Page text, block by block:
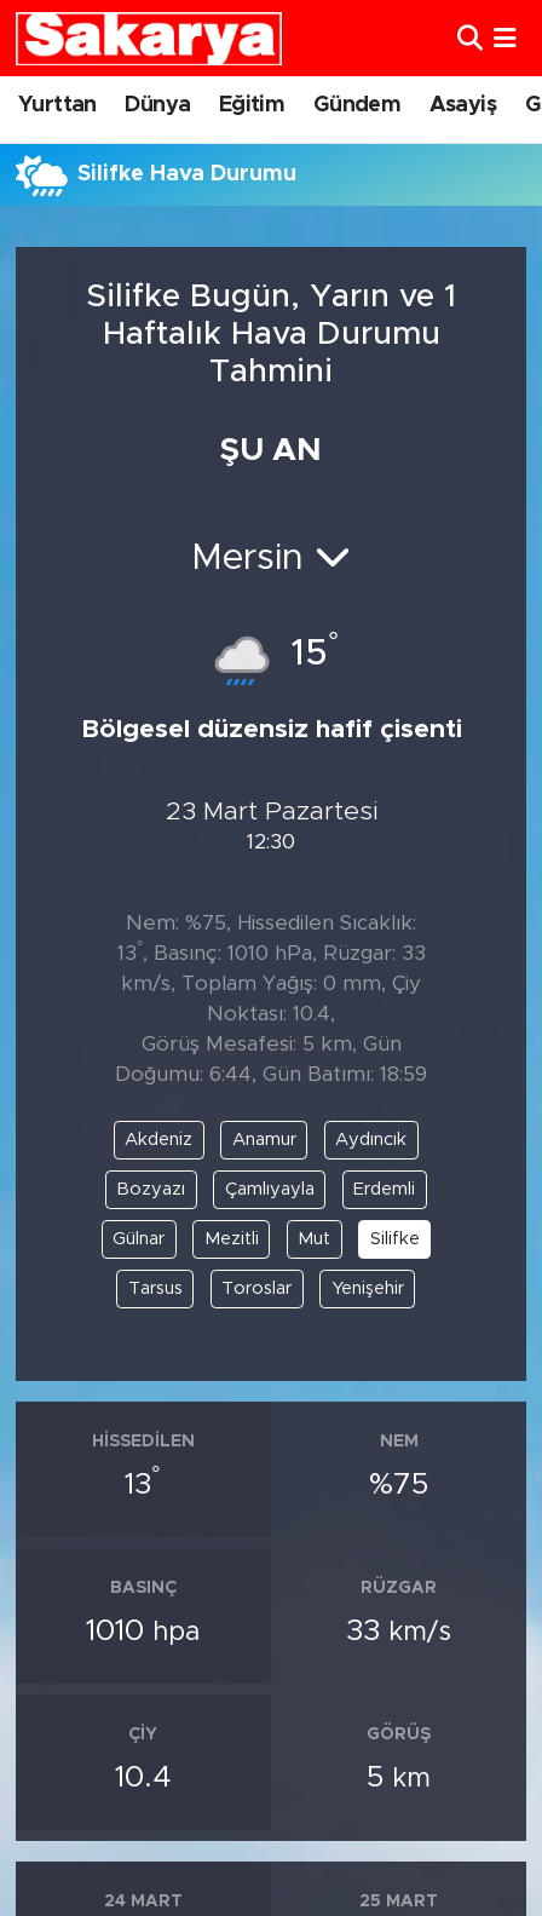
Yurttan Dünya Eğitim Gündem Asayiş
Silifke Hava Durumu
Silifke Bugün, Yarın ve 1
Haftalık Hava Durumu
Tahmini
ŞU AN
Mersin
15°
Bölgesel düzensiz hafif çisenti
23 Mart Pazartesi
12:30
Nem: %75, Hissedilen Sıcaklık:
13°, Basınç: 1010 hPa, Rüzgar: 33
km/s, Toplam Yağış: 0 mm, Çiy
Noktası: 10.4,
Görüş Mesafesi: 5 km, Gün
Doğumu: 6:44, Gün Batımı: 18:59
Akdeniz Anamur Aydıncık
Bozyazı Çamlıyayla Erdemli
Gülnar Mezitli Mut Silifke
Tarsus Toroslar Yenişehir
HISSEDILEN
13°
NEM
%75
BASINÇ
1010 hpa
RÜZGAR
33 km/s
ÇIY
10.4
GÖRÜŞ
5 km
24 MART 25 MART
Yurttan
Eskişehirspor
Eskişehir Nöbetçi Eczaneler
Süper Lig Puan Durumu ve Fikstür
Son Dakika Haberleri